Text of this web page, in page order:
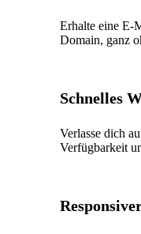
Erhalte eine E-
Domain, ganz
Schnelles
Verlasse dich
Verfügbarkeit